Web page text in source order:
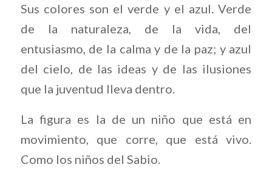
Sus colores son el verde y el azul. Verde
de la naturaleza, de la vida, del
entusiasmo, de la calma y de la paz; y azul
del cielo, de las ideas y de las ilusiones
que la juventud lleva dentro.
La figura es la de un niño que está en
movimiento, que corre, que está vivo.
Como los niños del Sabio.